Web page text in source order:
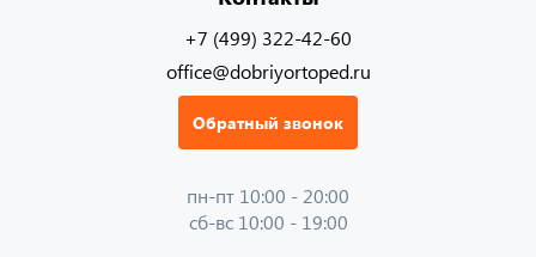
+7 (499) 322-42-60
office@dobriyortoped.ru
Обратный звонок
пн-пт 10:00 - 20:00
сб-вс 10:00 - 19:00